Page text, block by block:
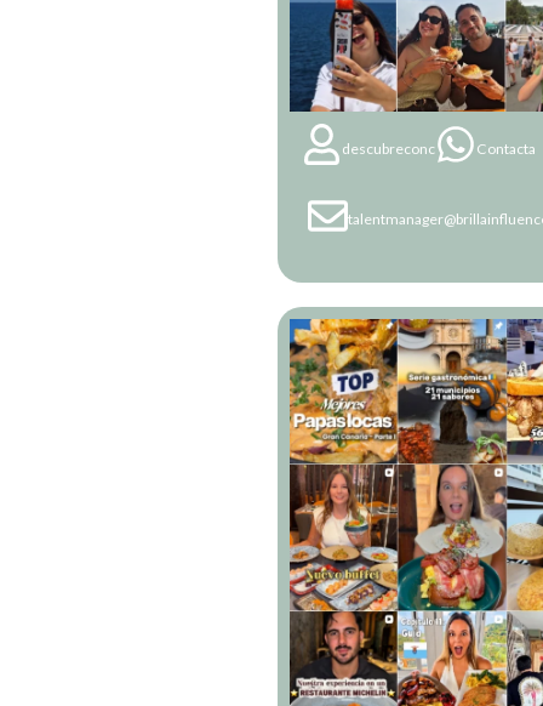
descubreconc Contacta